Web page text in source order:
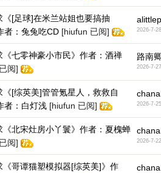
《[足球]在米兰站姐也要搞抽
者：兔兔吃CD [hiufun 已阅] 2026-7-28
《七零神豪小市民》作者：酒禅
阅]
路南
2026-7-27
《[综英美]管管氪星人，救救自
者：白灯浅 [hiufun 已阅] 2026-7-25
《北宋灶房小丫鬟》作者：夏槐蝉
阅]
2026-7-22
《哥谭猫塑模拟器[综英美]》作